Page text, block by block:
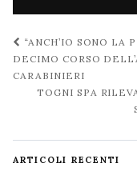
Navigazione
post
“ANCH’IO SONO LA
DECIMO CORSO
CARABINIERI
TOGNI SPA
ARTICOLI RECENTI